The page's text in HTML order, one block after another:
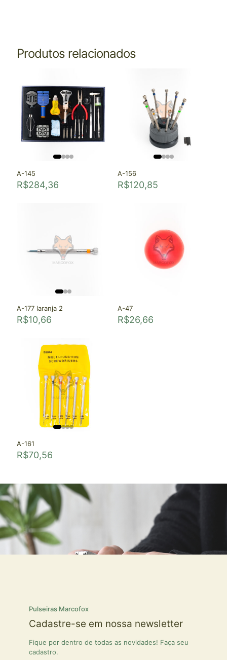
Produtos relacionados
A-145
R$284,36
A-156
R$120,85
A-177 laranja 2
R$10,66
A-47
R$26,66
A-161
R$70,56
Pulseiras Marcofox
Cadastre-se em nossa newsletter
Fique por dentro de todas as novidades! Faça seu
cadastro.